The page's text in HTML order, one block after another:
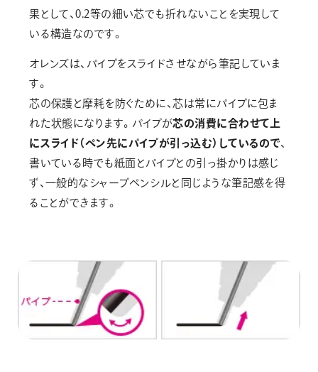
果として、0.2等の細い芯でも折れないことを実現して
いる構造なのです。
オレンズは、パイプをスライドさせながら筆記していま
す。
芯の保護と摩耗を防ぐために、芯は常にパイプに包ま
れた状態になります。パイプが芯の消費に合わせて上
にスライド（ペン先にパイプが引っ込む）しているので、
書いている時でも紙面とパイプとの引っ掛かりは感じ
ず、一般的なシャープペンシルと同じような筆記感を得
ることができます。